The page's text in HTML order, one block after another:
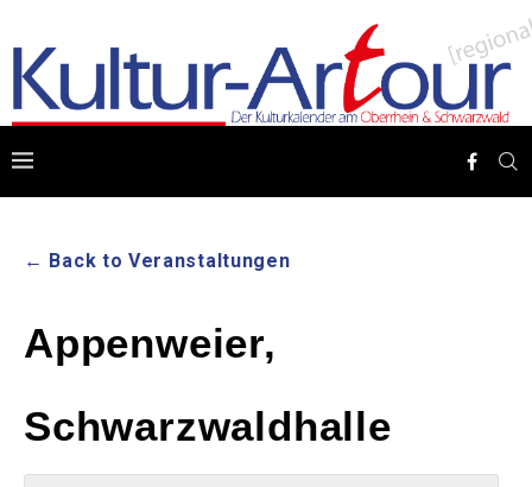
← Back to Veranstaltungen
Appenweier,
Schwarzwaldhalle